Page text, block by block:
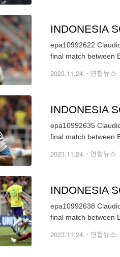
INDONESIA
epa10992622
final match between
2023.11.24. 연합뉴스
INDONESIA
epa10992635
final match between
2023.11.24. 연합뉴스
INDONESIA
epa10992638
final match between
2023.11.24. 연합뉴스